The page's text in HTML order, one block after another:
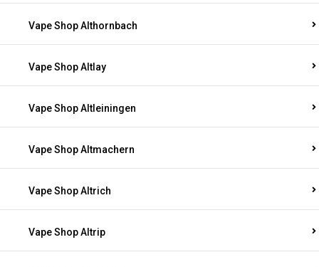
Vape Shop Althornbach
Vape Shop Altlay
Vape Shop Altleiningen
Vape Shop Altmachern
Vape Shop Altrich
Vape Shop Altrip